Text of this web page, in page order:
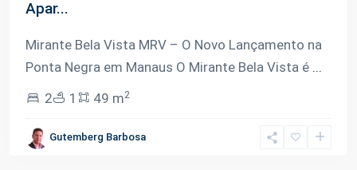
Apar...
Mirante Bela Vista MRV – O Novo Lançamento na
Ponta Negra em Manaus O Mirante Bela Vista é ...
2
1 49 m2
Gutemberg Barbosa
Negra,